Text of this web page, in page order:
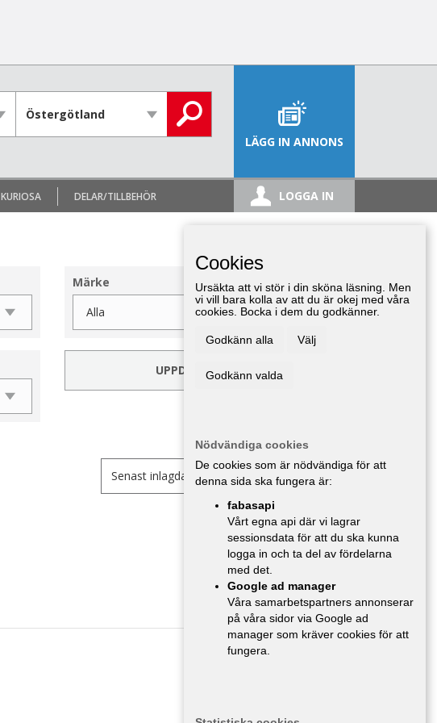
LÄGG IN ANNONS
LOGGA IN
KURIOSA DELAR/TILLBEHÖR
Märke
UPPDATERA FILTER
MC/Mopeder ,Östergötland
Cookies
Ursäkta att vi stör i din sköna läsning. Men
vi vill bara kolla av att du är okej med våra
cookies. Bocka i dem du godkänner.
Godkänn alla Välj
Godkänn valda
Nödvändiga cookies
De cookies som är nödvändiga för att
denna sida ska fungera är:
fabasapi
Vårt egna api där vi lagrar
sessionsdata för att du ska kunna
logga in och ta del av fördelarna
med det.
Google ad manager
Våra samarbetspartners annonserar
på våra sidor via Google ad
manager som kräver cookies för att
fungera.